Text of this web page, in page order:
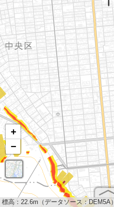
+
−
標高： 22.6m（データソース：DEM5A）